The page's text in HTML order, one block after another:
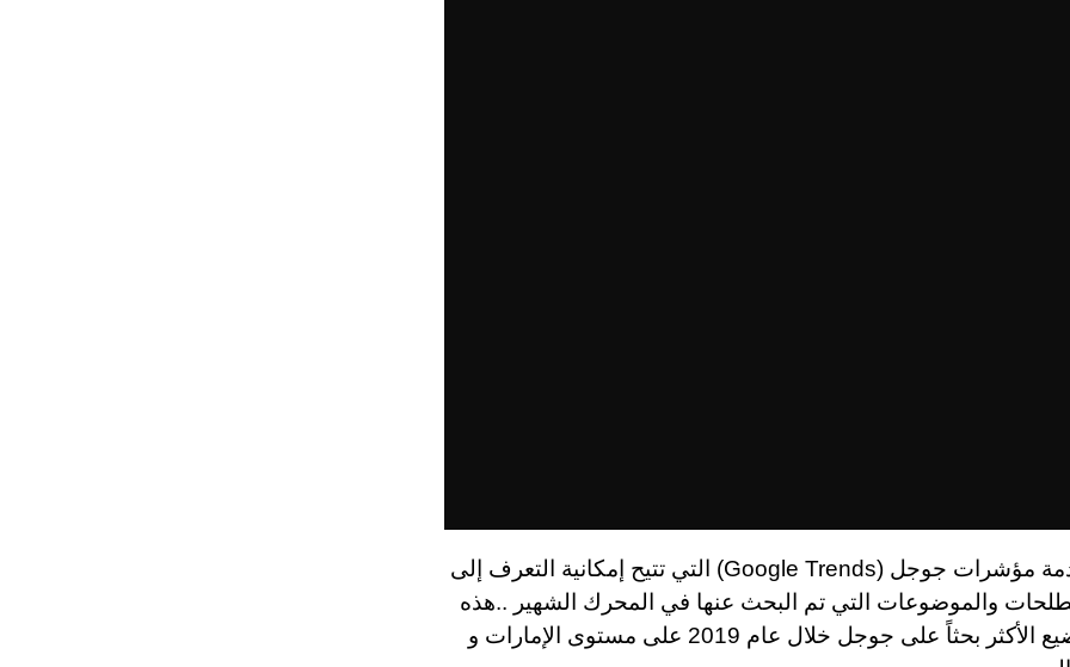
مؤشرات جوجل (Google Trends) التي تتيح إمكانية التعرف إلى
والموضوعات التي تم البحث عنها في المحرك الشهير ..هذه
هي المواضيع الأكثر بحثاً على جوجل خلال عام 2019 على مستوى الإمارات و